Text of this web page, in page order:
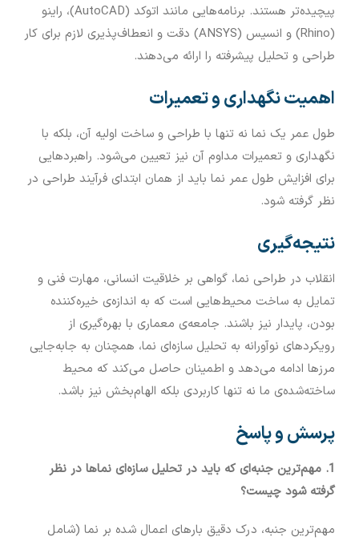
پیچیده‌تر هستند. برنامه‌هایی مانند اتوکد (AutoCAD)، راینو
(Rhino) و انسیس (ANSYS) دقت و انعطاف‌پذیری لازم برای کار
طراحی و تحلیل پیشرفته را ارائه می‌دهند.
اهمیت نگهداری و تعمیرات
طول عمر یک نما نه تنها با طراحی و ساخت اولیه آن، بلکه با
نگهداری و تعمیرات مداوم آن نیز تعیین می‌شود. راهبردهایی
برای افزایش طول عمر نما باید از همان ابتدای فرآیند طراحی در
نظر گرفته شود.
نتیجه‌گیری
انقلاب در طراحی نما، گواهی بر خلاقیت انسانی، مهارت فنی و
تمایل به ساخت محیط‌هایی است که به اندازه‌ی خیره‌کننده
بودن، پایدار نیز باشند. جامعه‌ی معماری با بهره‌گیری از
رویکردهای نوآورانه به تحلیل سازه‌ای نما، همچنان به جابه‌جایی
مرزها ادامه می‌دهد و اطمینان حاصل می‌کند که محیط
ساخته‌شده‌ی ما نه تنها کاربردی بلکه الهام‌بخش نیز باشد.
پرسش و پاسخ
1. مهم‌ترین جنبه‌ای که باید در تحلیل سازه‌ای نماها در نظر
گرفته شود چیست؟
مهم‌ترین جنبه، درک دقیق بارهای اعمال شده بر نما (شامل